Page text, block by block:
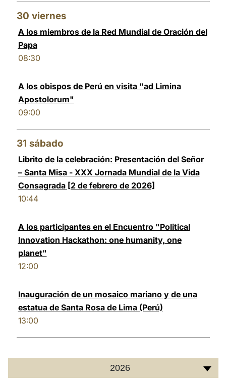
30 viernes
A los miembros de la Red Mundial de Oración del
Papa
08:30
A los obispos de Perú en visita "ad Limina
Apostolorum"
09:00
31 sábado
Librito de la celebración: Presentación del Señor
– Santa Misa - XXX Jornada Mundial de la Vida
Consagrada [2 de febrero de 2026]
10:44
A los participantes en el Encuentro "Political
Innovation Hackathon: one humanity, one
planet"
12:00
Inauguración de un mosaico mariano y de una
estatua de Santa Rosa de Lima (Perú)
13:00
2026